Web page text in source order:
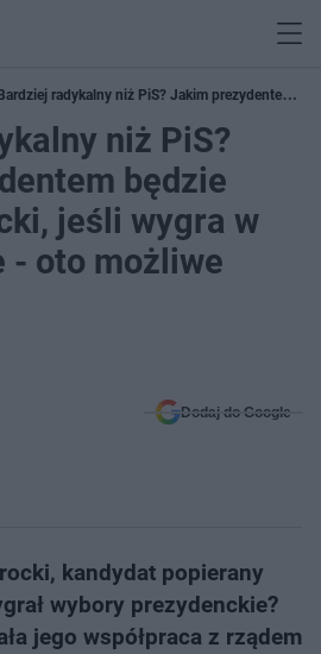
Bardziej radykalny niż PiS? Jakim prezydentem
w drugiej turze - oto możliwe scenariusze
niż PiS?
będzie
jeśli wygra w
- oto możliwe
Dodaj do Google
kandydat popierany
wybory prezydenckie?
jego współpraca z rządem